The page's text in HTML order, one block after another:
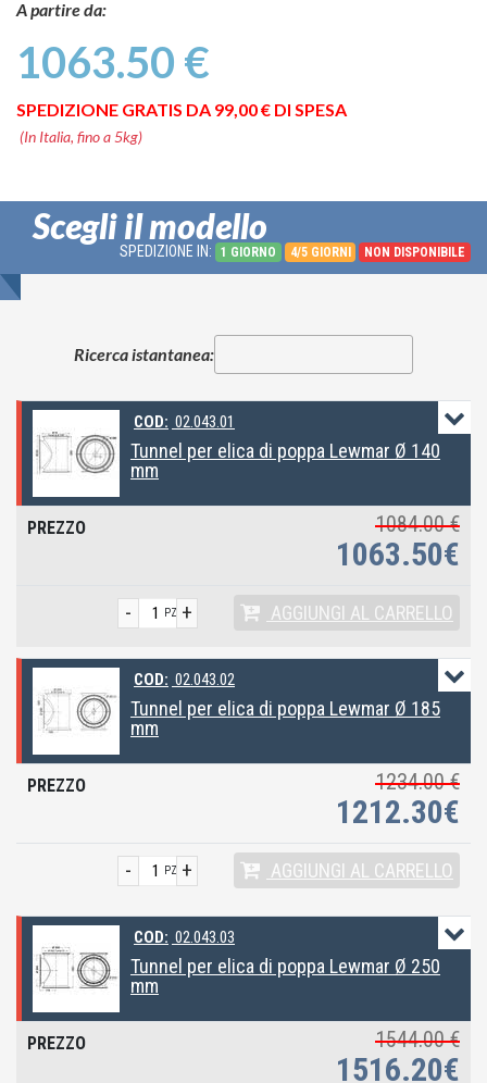
A partire da:
1063.50 €
SPEDIZIONE GRATIS DA 99,00 € DI SPESA
(In Italia, fino a 5kg)
Scegli il modello
SPEDIZIONE IN: 1 GIORNO 4/5 GIORNI NON DISPONIBILE
Ricerca istantanea:
COD: 02.043.01
Tunnel per elica di poppa Lewmar Ø 140
mm
1084.00 €
1063.50€
+
- PZ AGGIUNGI AL CARRELLO
COD: 02.043.02
Tunnel per elica di poppa Lewmar Ø 185
mm
1234.00 €
1212.30€
+
- PZ AGGIUNGI AL CARRELLO
COD: 02.043.03
Tunnel per elica di poppa Lewmar Ø 250
mm
1544.00 €
1516.20€